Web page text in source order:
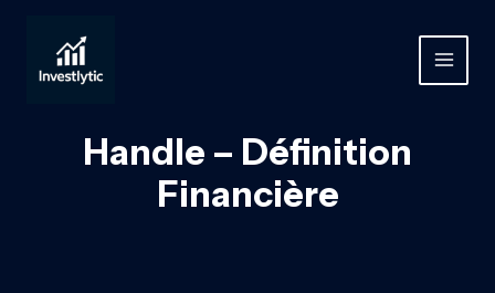
contenu
MAIN
Handle – Définition
Financière